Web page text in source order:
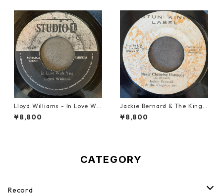
Lloyd Williams - In Love Wit
h You【7-21917】
¥8,800
Jackie Bernard & The Kings
tonians - Never Changing H
armony【7-21948】
¥8,800
CATEGORY
Record